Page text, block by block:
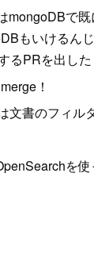
mongoDBで
もいけるん
るPRを出した
！
文書のフィル
を